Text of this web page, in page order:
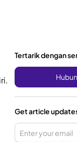
Tertarik dengan
Get article